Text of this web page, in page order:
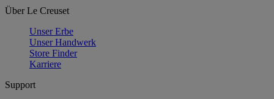
Über Le Creuset
Unser Erbe
Unser Handwerk
Store Finder
Karriere
Support